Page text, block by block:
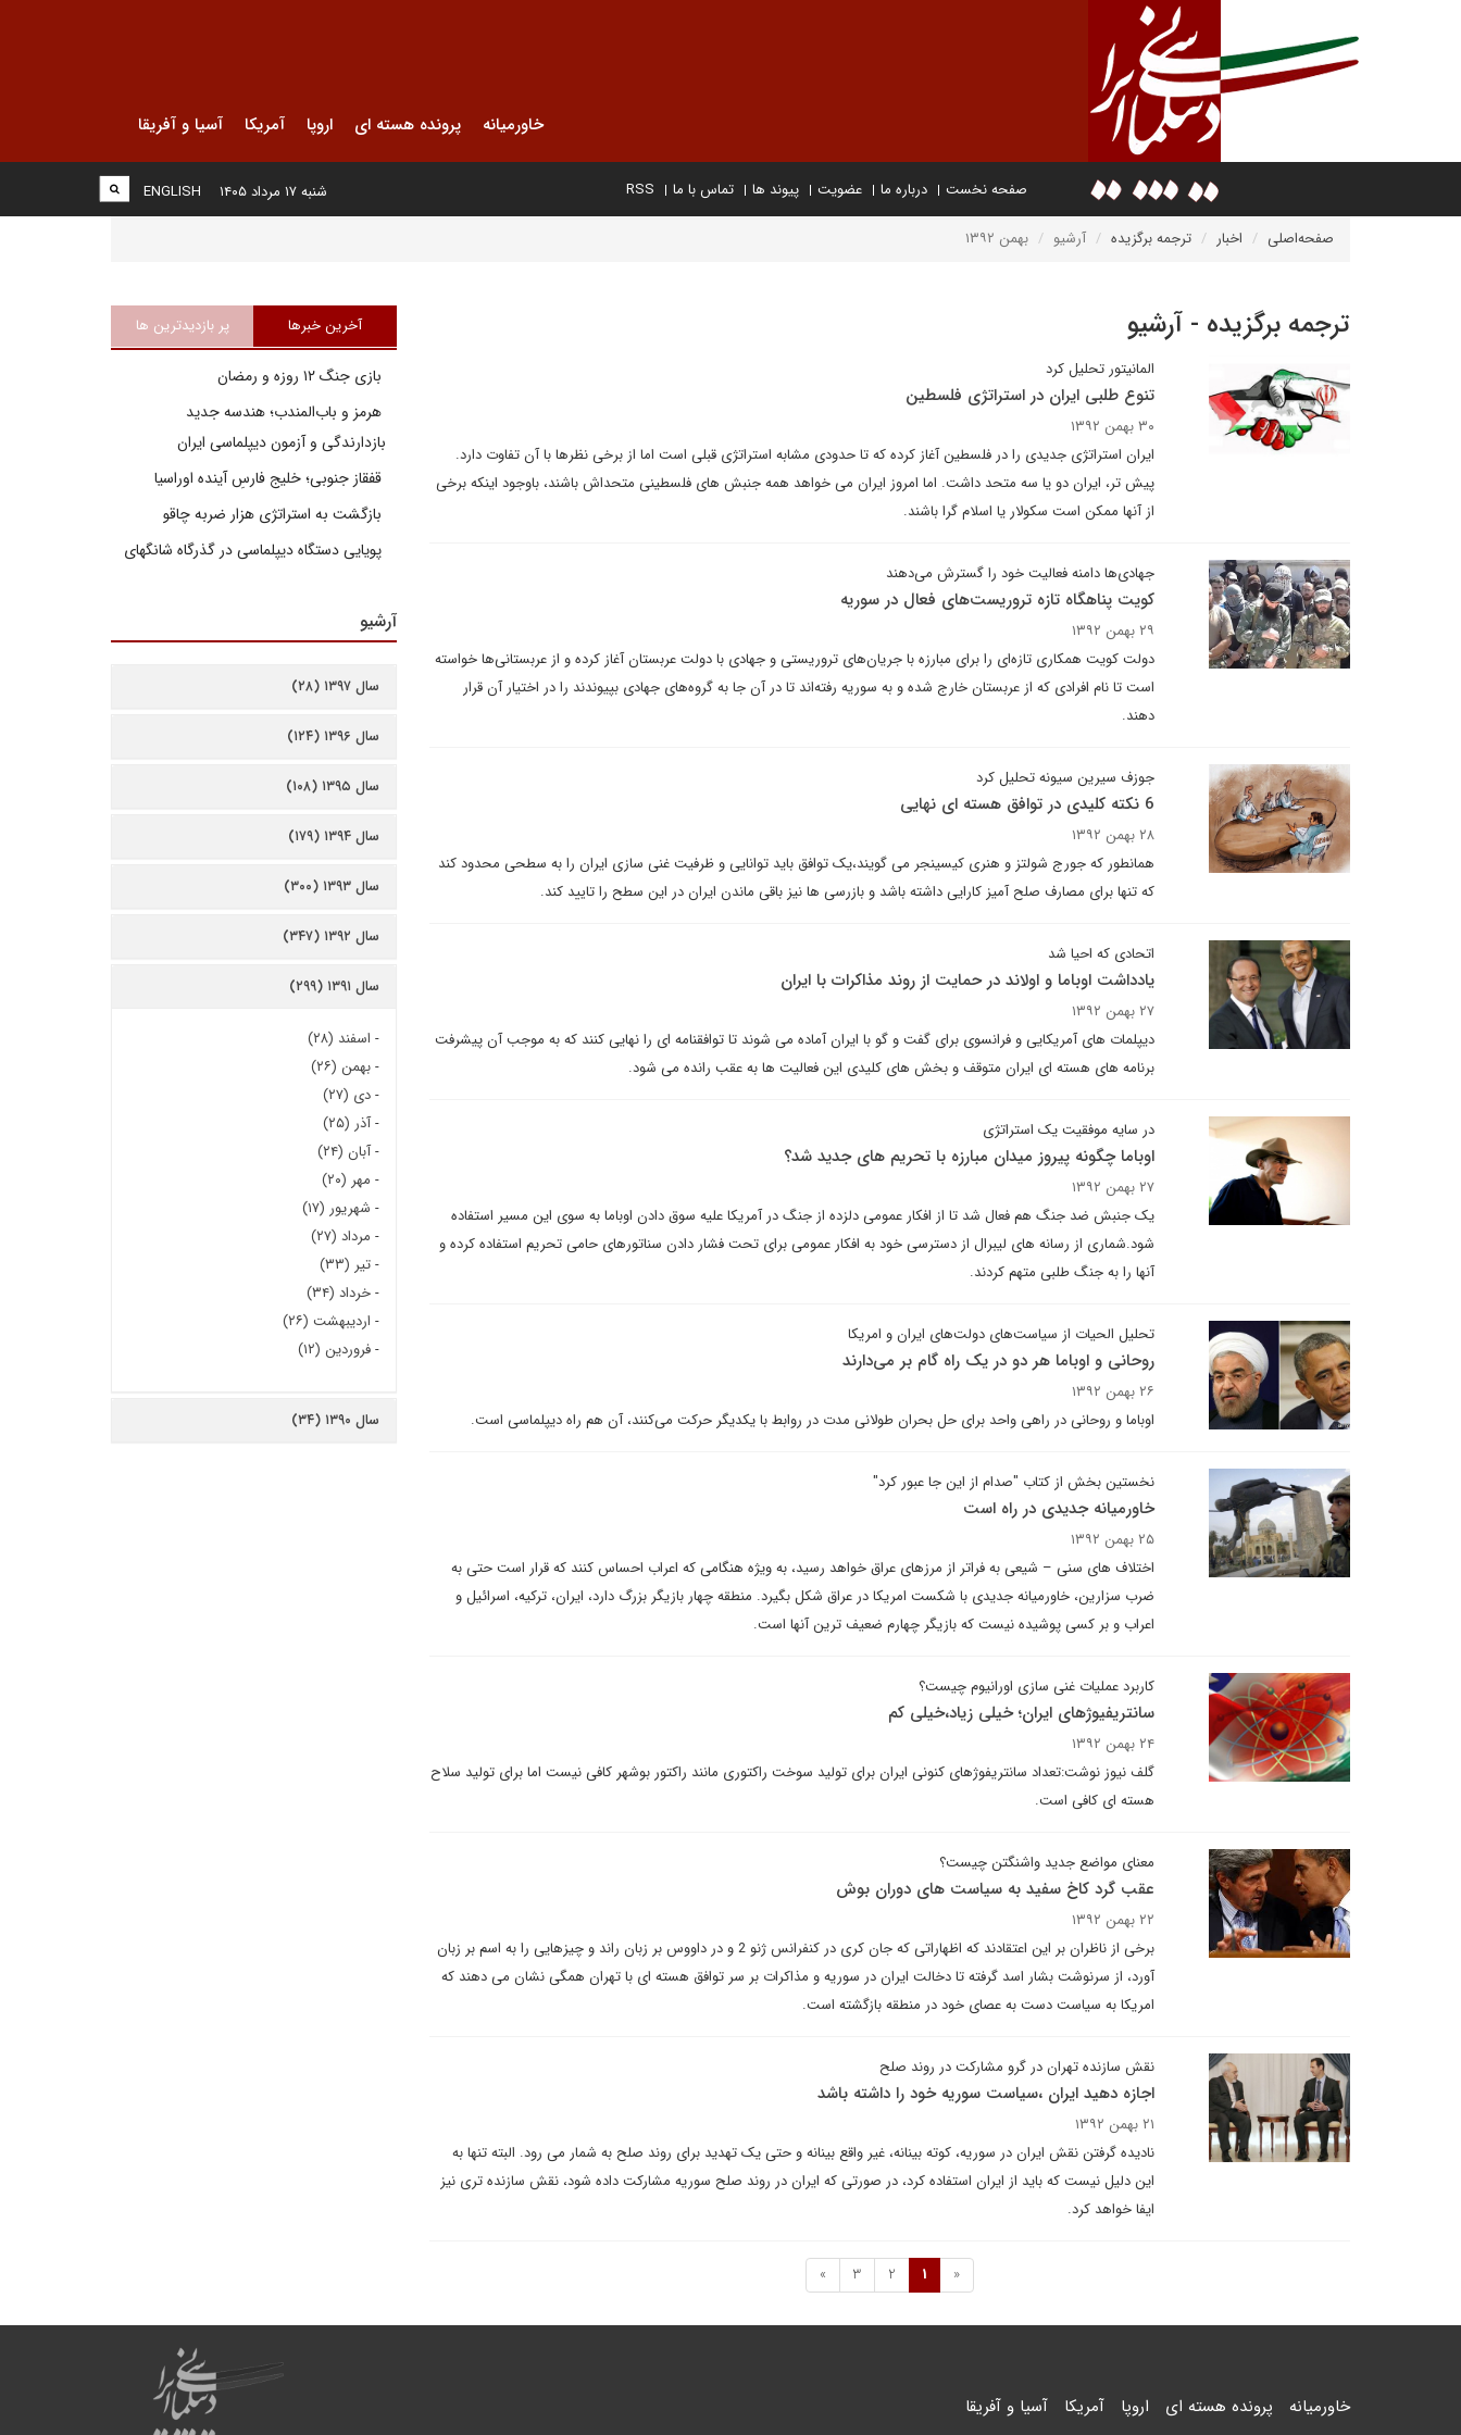
خاورمیانه پرونده هسته ای اروپا آمریکا آسیا و آفریقا
صفحه نخست درباره ما عضویت پیوند ها تماس با ما RSS
ENGLISH شنبه ۱۷ مرداد ۱۴۰۵
صفحه‌اصلی اخبار ترجمه برگزیده آرشیو بهمن ۱۳۹۲
ترجمه برگزیده - آرشیو
المانیتور تحلیل کرد
تنوع طلبی ایران در استراتژی فلسطین
۳۰ بهمن ۱۳۹۲
ایران استراتژی جدیدی را در فلسطین آغاز کرده که تا حدودی مشابه استراتژی قبلی است اما از برخی نظرها با آن تفاوت دارد.
پیش تر، ایران دو یا سه متحد داشت. اما امروز ایران می خواهد همه جنبش های فلسطینی متحداش باشند، باوجود اینکه برخی
از آنها ممکن است سکولار یا اسلام گرا باشند.
جهادی‌ها دامنه فعالیت خود را گسترش می‌دهند
کویت پناهگاه تازه تروریست‌های فعال در سوریه
۲۹ بهمن ۱۳۹۲
دولت کویت همکاری تازه‌ای را برای مبارزه با جریان‌های تروریستی و جهادی با دولت عربستان آغاز کرده و از عربستانی‌ها خواسته
است تا نام افرادی که از عربستان خارج شده و به سوریه رفته‌اند تا در آن جا به گروه‌های جهادی بپیوندند را در اختیار آن قرار
دهند.
جوزف سیرین سیونه تحلیل کرد
6 نکته کلیدی در توافق هسته ای نهایی
۲۸ بهمن ۱۳۹۲
همانطور که جورج شولتز و هنری کیسینجر می گویند،یک توافق باید توانایی و ظرفیت غنی سازی ایران را به سطحی محدود کند
که تنها برای مصارف صلح آمیز کارایی داشته باشد و بازرسی ها نیز باقی ماندن ایران در این سطح را تایید کند.
اتحادی که احیا شد
یادداشت اوباما و اولاند در حمایت از روند مذاکرات با ایران
۲۷ بهمن ۱۳۹۲
دیپلمات های آمریکایی و فرانسوی برای گفت و گو با ایران آماده می شوند تا توافقنامه ای را نهایی کنند که به موجب آن پیشرفت
برنامه های هسته ای ایران متوقف و بخش های کلیدی این فعالیت ها به عقب رانده می شود.
در سایه موفقیت یک استراتژی
اوباما چگونه پیروز میدان مبارزه با تحریم های جدید شد؟
۲۷ بهمن ۱۳۹۲
یک جنبش ضد جنگ هم فعال شد تا از افکار عمومی دلزده از جنگ در آمریکا علیه سوق دادن اوباما به سوی این مسیر استفاده
شود.شماری از رسانه های لیبرال از دسترسی خود به افکار عمومی برای تحت فشار دادن سناتورهای حامی تحریم استفاده کرده و
آنها را به جنگ طلبی متهم کردند.
تحلیل الحیات از سیاست‌های دولت‌های‌ ایران و امریکا
روحانی و اوباما هر دو در یک راه گام بر می‌دارند
۲۶ بهمن ۱۳۹۲
اوباما و روحانی در راهی واحد برای حل بحران طولانی مدت در روابط با یکدیگر حرکت می‌کنند، آن هم راه دیپلماسی است.
نخستین بخش از کتاب "صدام از این جا عبور کرد"
خاورمیانه جدیدی در راه است
۲۵ بهمن ۱۳۹۲
اختلاف های سنی – شیعی به فراتر از مرزهای عراق خواهد رسید، به ویژه هنگامی که اعراب احساس کنند که قرار است حتی به
ضرب سزارین، خاورمیانه جدیدی با شکست امریکا در عراق شکل بگیرد. منطقه چهار بازیگر بزرگ دارد، ایران، ترکیه، اسرائیل و
اعراب و بر کسی پوشیده نیست که بازیگر چهارم ضعیف ترین آنها است.
کاربرد عملیات غنی سازی اورانیوم چیست؟
سانتریفیوژهای ایران؛ خیلی زیاد،خیلی کم
۲۴ بهمن ۱۳۹۲
گلف نیوز نوشت:تعداد سانتریفوژهای کنونی ایران برای تولید سوخت راکتوری مانند راکتور بوشهر کافی نیست اما برای تولید سلاح
هسته ای کافی است.
معنای مواضع جدید واشنگتن چیست؟
عقب گرد کاخ سفید به سیاست های دوران بوش
۲۲ بهمن ۱۳۹۲
برخی از ناظران بر این اعتقادند که اظهاراتی که جان کری در کنفرانس ژنو 2 و در داووس بر زبان راند و چیزهایی را به اسم بر زبان
آورد، از سرنوشت بشار اسد گرفته تا دخالت ایران در سوریه و مذاکرات بر سر توافق هسته ای با تهران همگی نشان می دهند که
امریکا به سیاست دست به عصای خود در منطقه بازگشته است.
نقش سازنده تهران در گرو مشارکت در روند صلح
اجازه دهید ایران ،سیاست سوریه خود را داشته باشد
۲۱ بهمن ۱۳۹۲
نادیده گرفتن نقش ایران در سوریه، کوته بینانه، غیر واقع بینانه و حتی یک تهدید برای روند صلح به شمار می رود. البته تنها به
این دلیل نیست که باید از ایران استفاده کرد، در صورتی که ایران در روند صلح سوریه مشارکت داده شود، نقش سازنده تری نیز
ایفا خواهد کرد.
«
1
2
3
»
آخرین خبرها پر بازدیدترین ها
بازی جنگ ۱۲ روزه و رمضان
هرمز و باب‌المندب؛ هندسه جدید
بازدارندگی و آزمون دیپلماسی ایران
قفقاز جنوبی؛ خلیج فارسِ آینده اوراسیا
بازگشت به استراتژی هزار ضربه چاقو
پویایی دستگاه دیپلماسی در گذرگاه شانگهای
آرشیو
سال ۱۳۹۷ (۲۸)
سال ۱۳۹۶ (۱۲۴)
سال ۱۳۹۵ (۱۰۸)
سال ۱۳۹۴ (۱۷۹)
سال ۱۳۹۳ (۳۰۰)
سال ۱۳۹۲ (۳۴۷)
سال ۱۳۹۱ (۲۹۹)
- اسفند (۲۸)
-بهمن (۲۶)
-دی (۲۷)
-آذر (۲۵)
-آبان (۲۴)
- مهر (۲۰)
- شهریور (۱۷)
- مرداد (۲۷)
-تیر (۳۳)
-خرداد (۳۴)
- اردیبهشت (۲۶)
-فروردین (۱۲)
سال ۱۳۹۰ (۳۴)
خاورمیانه پرونده هسته ای اروپا آمریکا آسیا و آفریقا